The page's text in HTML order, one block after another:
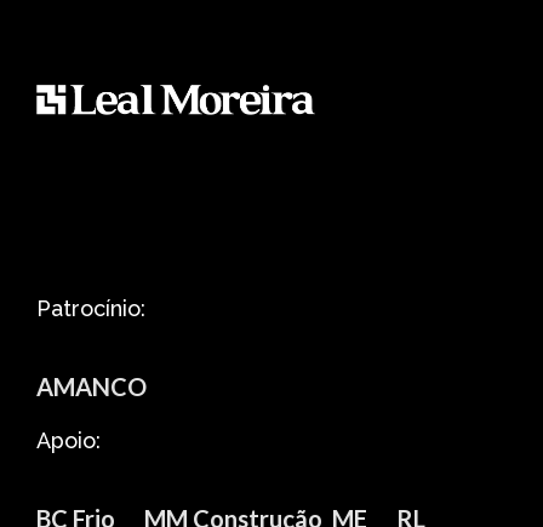
Patrocínio:
AMANCO
Apoio:
BC Frio MM Construção_ME
RL